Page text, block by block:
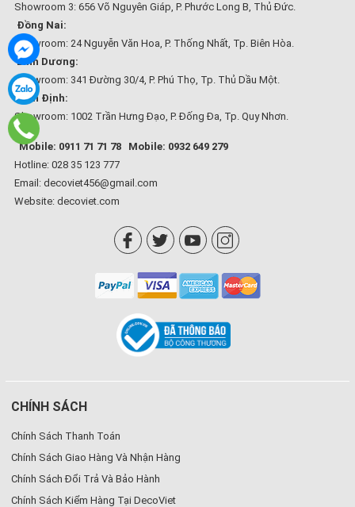
Showroom 3: 656 Võ Nguyên Giáp, P. Phước Long B, Thủ Đức.
Đồng Nai:
Showroom: 24 Nguyễn Văn Hoa, P. Thống Nhất, Tp. Biên Hòa.
Bình Dương:
Showroom: 341 Đường 30/4, P. Phú Thọ, Tp. Thủ Dầu Một.
Bình Định:
Showroom: 1002 Trần Hưng Đạo, P. Đống Đa, Tp. Quy Nhơn.
Mobile: 0911 71 71 78
Mobile: 0932 649 279
Hotline: 028 35 123 777
Email: decoviet456@gmail.com
Website: decoviet.com
CHÍNH SÁCH
Chính Sách Thanh Toán
Chính Sách Giao Hàng Và Nhận Hàng
Chính Sách Đổi Trả Và Bảo Hành
Chính Sách Kiểm Hàng Tại DecoViet